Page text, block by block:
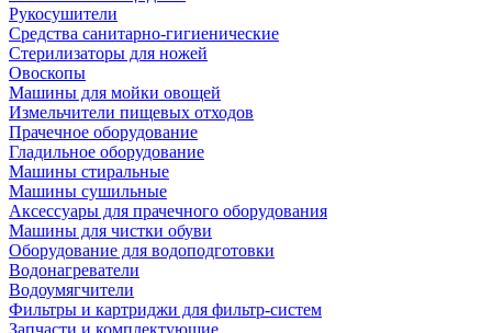
Рукосушители
Средства санитарно-гигиенические
Стерилизаторы для ножей
Овоскопы
Машины для мойки овощей
Измельчители пищевых отходов
Прачечное оборудование
Гладильное оборудование
Машины стиральные
Машины сушильные
Аксессуары для прачечного оборудования
Машины для чистки обуви
Оборудование для водоподготовки
Водонагреватели
Водоумягчители
Фильтры и картриджи для фильтр-систем
Запчасти и комплектующие